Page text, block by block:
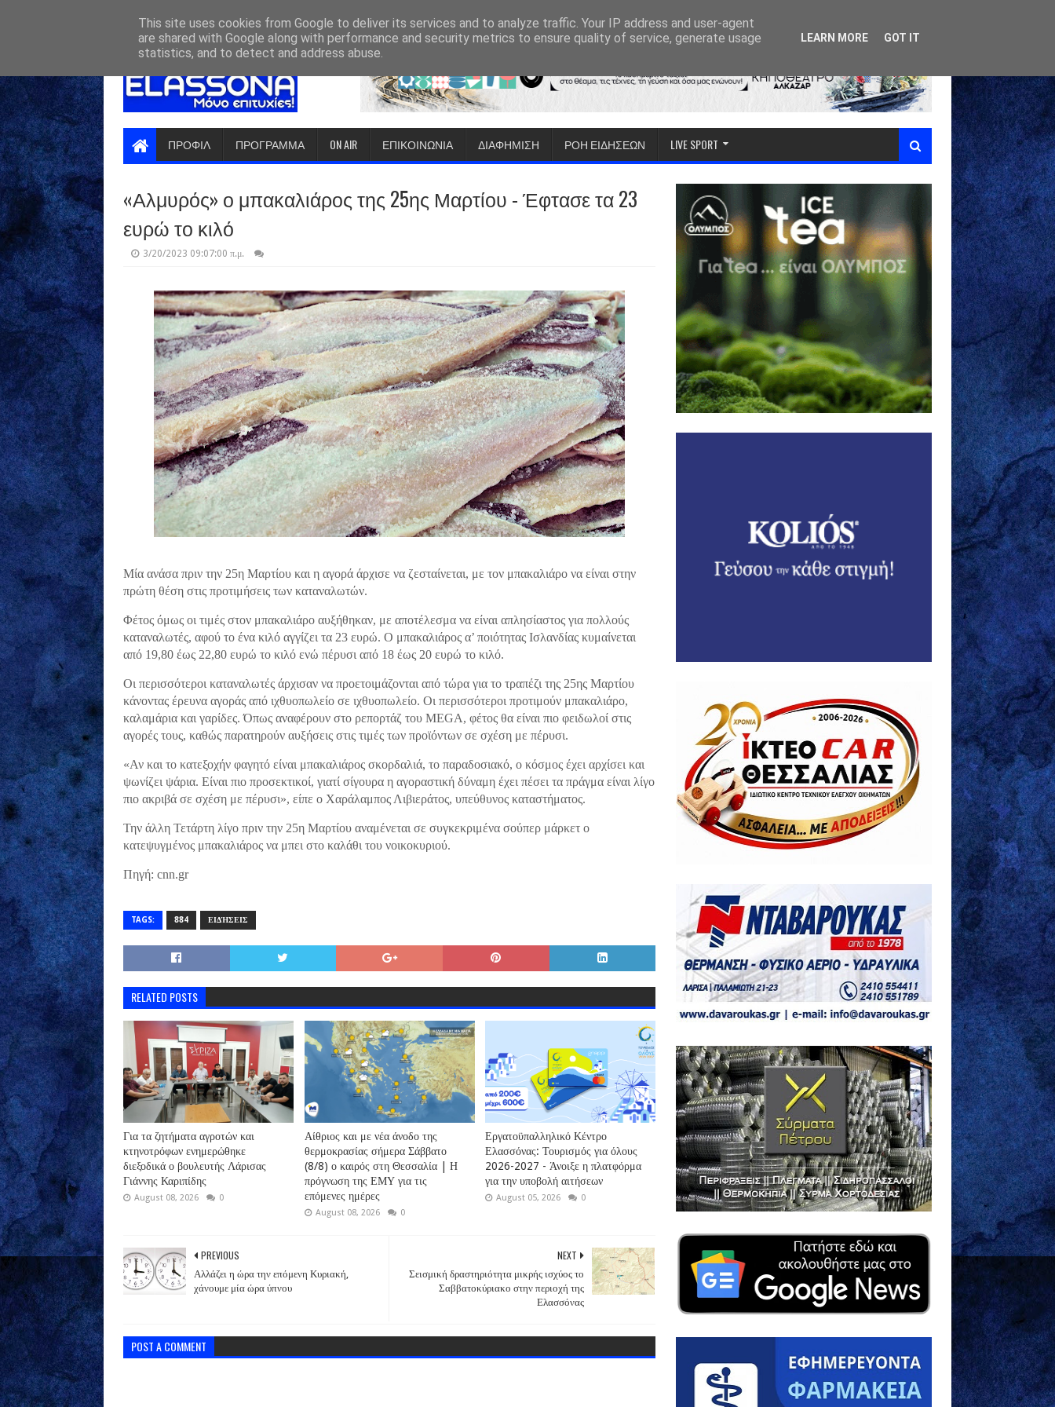
ΠΡΟΦΙΛ ΠΡΟΓΡΑΜΜΑ ON AIR ΕΠΙΚΟΙΝΩΝΙΑ ΔΙΑΦΗΜΙΣΗ ΡΟΗ ΕΙΔΗΣΕΩΝ LIVE SPORT
«Αλμυρός» ο μπακαλιάρος της 25ης Μαρτίου - Έφτασε τα 23
ευρώ το κιλό
3/20/2023 09:07:00 π.μ.
Μία ανάσα πριν την 25η Μαρτίου και η αγορά άρχισε να ζεσταίνεται, με τον μπακαλιάρο να είναι στην
πρώτη θέση στις προτιμήσεις των καταναλωτών.
Φέτος όμως οι τιμές στον μπακαλιάρο αυξήθηκαν, με αποτέλεσμα να είναι απλησίαστος για πολλούς
καταναλωτές, αφού το ένα κιλό αγγίζει τα 23 ευρώ. Ο μπακαλιάρος α’ ποιότητας Ισλανδίας κυμαίνεται
από 19,80 έως 22,80 ευρώ το κιλό ενώ πέρυσι από 18 έως 20 ευρώ το κιλό.
Οι περισσότεροι καταναλωτές άρχισαν να προετοιμάζονται από τώρα για το τραπέζι της 25ης Μαρτίου
κάνοντας έρευνα αγοράς από ιχθυοπωλείο σε ιχθυοπωλείο. Οι περισσότεροι προτιμούν μπακαλιάρο,
καλαμάρια και γαρίδες. Όπως αναφέρουν στο ρεπορτάζ του MEGA, φέτος θα είναι πιο φειδωλοί στις
αγορές τους, καθώς παρατηρούν αυξήσεις στις τιμές των προϊόντων σε σχέση με πέρυσι.
«Αν και το κατεξοχήν φαγητό είναι μπακαλιάρος σκορδαλιά, το παραδοσιακό, ο κόσμος έχει αρχίσει και
ψωνίζει ψάρια. Είναι πιο προσεκτικοί, γιατί σίγουρα η αγοραστική δύναμη έχει πέσει τα πράγμα είναι λίγο
πιο ακριβά σε σχέση με πέρυσι», είπε ο Χαράλαμπος Λιβιεράτος, υπεύθυνος καταστήματος.
Την άλλη Τετάρτη λίγο πριν την 25η Μαρτίου αναμένεται σε συγκεκριμένα σούπερ μάρκετ ο
κατεψυγμένος μπακαλιάρος να μπει στο καλάθι του νοικοκυριού.
Πηγή: cnn.gr
TAGS: 884 ΕΙΔΉΣΕΙΣ
RELATED POSTS
Για τα ζητήματα αγροτών και
κτηνοτρόφων ενημερώθηκε
διεξοδικά ο βουλευτής Λάρισας
Γιάννης Καριπίδης
August 08, 2026 0
Αίθριος και με νέα άνοδο της
θερμοκρασίας σήμερα Σάββατο
(8/8) ο καιρός στη Θεσσαλία | Η
πρόγνωση της ΕΜΥ για τις
επόμενες ημέρες
August 08, 2026 0
Εργατοϋπαλληλικό Κέντρο
Ελασσόνας: Τουρισμός για όλους
2026-2027 - Άνοιξε η πλατφόρμα
για την υποβολή αιτήσεων
August 05, 2026 0
NEXT
Σεισμική δραστηριότητα μικρής ισχύος το
Σαββατοκύριακο στην περιοχή της
Ελασσόνας
PREVIOUS
Αλλάζει η ώρα την επόμενη Κυριακή,
χάνουμε μία ώρα ύπνου
POST A COMMENT
This site uses cookies from Google to deliver its services and to analyze traffic. Your IP address and user-agent
are shared with Google along with performance and security metrics to ensure quality of service, generate usage
statistics, and to detect and address abuse.
LEARN MORE GOT IT